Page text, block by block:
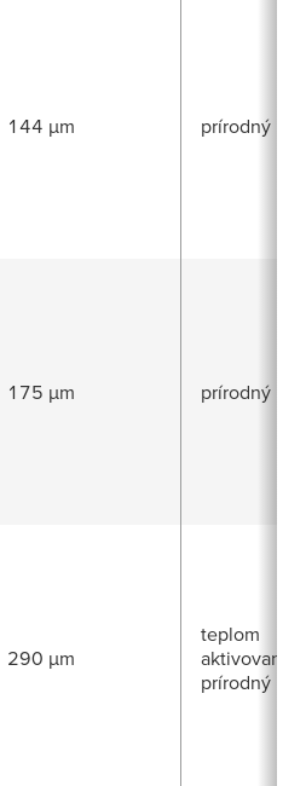
144 µm prírodný
175 µm prírodný
290 µm
teplom
aktivovaný
prírodný